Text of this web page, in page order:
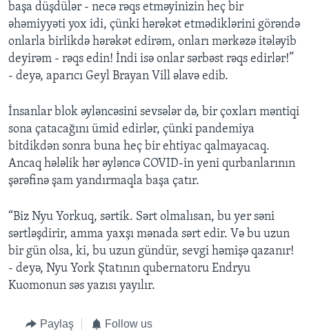
başa düşdülər - necə rəqs etməyinizin heç bir
əhəmiyyəti yox idi, çünki hərəkət etmədiklərini görəndə
onlarla birlikdə hərəkət edirəm, onları mərkəzə itələyib
deyirəm - rəqs edin! İndi isə onlar sərbəst rəqs edirlər!”
- deyə, aparıcı Geyl Brayan Vill əlavə edib.
İnsanlar blok əyləncəsini sevsələr də, bir çoxları məntiqi
sona çatacağını ümid edirlər, çünki pandemiya
bitdikdən sonra buna heç bir ehtiyac qalmayacaq.
Ancaq hələlik hər əyləncə COVID-in yeni qurbanlarının
şərəfinə şam yandırmaqla başa çatır.
“Biz Nyu Yorkuq, sərtik. Sərt olmalısan, bu yer səni
sərtləşdirir, amma yaxşı mənada sərt edir. Və bu uzun
bir gün olsa, ki, bu uzun gündür, sevgi həmişə qazanır!
- deyə, Nyu York Ştatının qubernatoru Endryu
Kuomonun səs yazısı yayılır.
Paylaş Follow us